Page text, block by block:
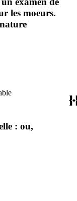
les moeurs.
: ou,